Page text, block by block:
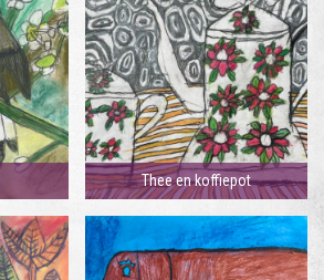
Thee en koffiepot